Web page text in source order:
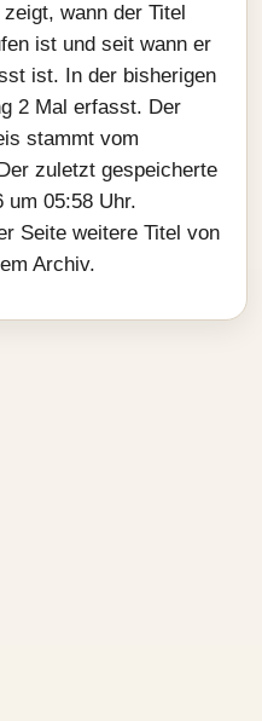
wann der Titel
ist und seit wann er
ist. In der bisherigen
2 Mal erfasst. Der
stammt vom
zuletzt gespeicherte
um 05:58 Uhr.
Seite weitere Titel von
Archiv.